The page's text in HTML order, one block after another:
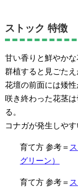
ストック 特徴
甘い香りと鮮やかな
群植すると見ごたえ
花壇の前面には矮性
咲き終わった花茎
る。
コナガが発生しやす
育て方 参考＝
グリーン）
育て方 参考＝